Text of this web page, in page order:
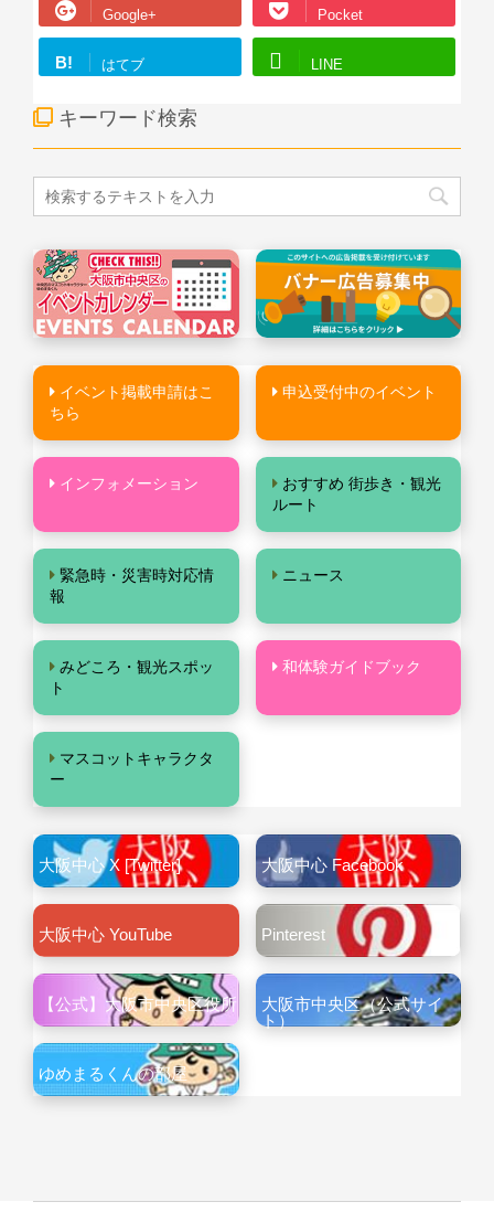
Google+ Pocket
B! はてブ LINE
キーワード検索
イベント掲載申請はこ
ちら
申込受付中のイベント
インフォメーション
おすすめ 街歩き・観光
ルート
緊急時・災害時対応情
報
ニュース
みどころ・観光スポッ
ト
和体験ガイドブック
マスコットキャラクタ
ー
大阪中心 X [Twitter] 大阪中心 Facebook
大阪中心 YouTube Pinterest
【公式】大阪市中央区役所
大阪市中央区（公式サイ
ト）
ゆめまるくんの部屋